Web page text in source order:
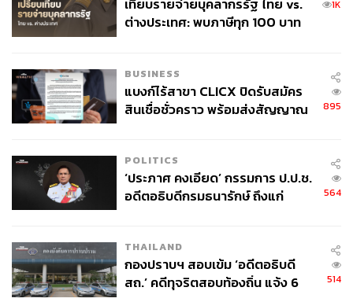
เทียบรายจ่ายบุคลากรรัฐ ไทย vs.
ต่างประเทศ: พบภาษีทุก 100 บาท
1K
BUSINESS
แบงก์ไร้สาขา CLICX ปิดรับสมัคร
สินเชื่อชั่วคราว พร้อมส่งสัญญาณ
895
POLITICS
‘ประภาศ คงเอียด’ กรรมการ ป.ป.ช.
อดีตอธิบดีกรมธนารักษ์ ถึงแก่
564
THAILAND
กองปราบฯ สอบเข้ม ‘อดีตอธิบดี
สถ.’ คดีทุจริตสอบท้องถิ่น แจ้ง 6
514